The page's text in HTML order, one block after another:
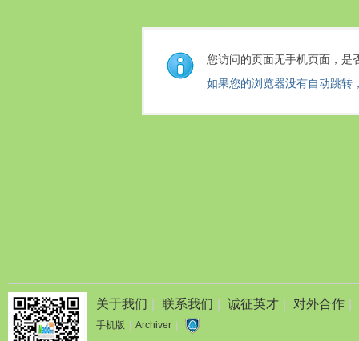
您访问的页面无手机页面，是
如果您的浏览器没有自动跳转
关于我们 联系我们 诚征英才 对外合作
手机版 Archiver